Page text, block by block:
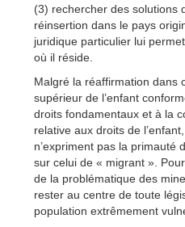
(3) rechercher des solutions
réinsertion dans le pays
juridique particulier lui
où il réside.
Malgré la réaffirmation dans
supérieur de l’enfant
droits fondamentaux et à la
relative aux droits de
n’expriment pas la primauté
sur celui de « migrant ».
de la problématique des
rester au centre de toute
population extrêmement